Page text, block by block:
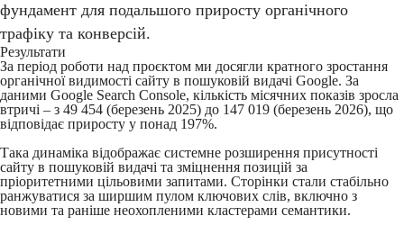
фундамент для подальшого приросту органічного
трафіку та конверсій.
Результати
За період роботи над проєктом ми досягли кратного зростання
органічної видимості сайту в пошуковій видачі Google. За
даними Google Search Console, кількість місячних показів зросла
втричі – з 49 454 (березень 2025) до 147 019 (березень 2026), що
відповідає приросту у понад 197%.
Така динаміка відображає системне розширення присутності
сайту в пошуковій видачі та зміцнення позицій за
пріоритетними цільовими запитами. Сторінки стали стабільно
ранжуватися за ширшим пулом ключових слів, включно з
новими та раніше неохопленими кластерами семантики.